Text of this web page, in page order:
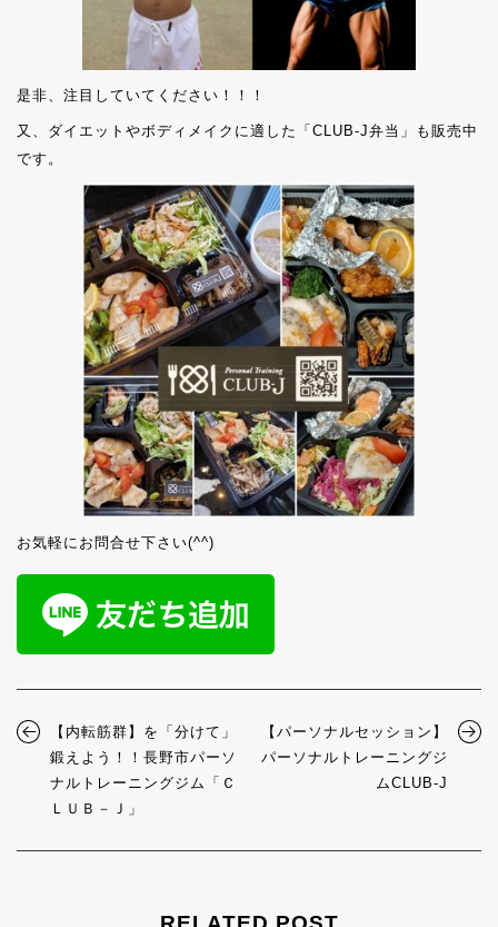
是非、注目していてください！！！
又、ダイエットやボディメイクに適した「CLUB-J弁当」も販売中
です。
お気軽にお問合せ下さい(^^)
【内転筋群】を「分けて」
鍛えよう！！長野市パーソ
ナルトレーニングジム「Ｃ
ＬＵＢ－Ｊ」
【パーソナルセッション】
パーソナルトレーニングジ
ムCLUB-J